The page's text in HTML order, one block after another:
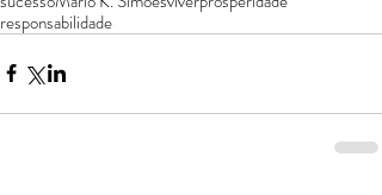
responsabilidade